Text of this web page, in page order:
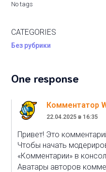
No tags
CATEGORIES
Без рубрики
One response
Комментатор
22.04.2025 в 16:35
Привет! Это
Чтобы начать
«Комментарии» в
Аватары авторов